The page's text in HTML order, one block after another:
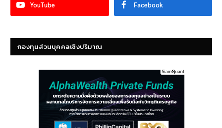
YouTube Facebook
กองทุนส่วนบุคคลเชิงปริมาณ